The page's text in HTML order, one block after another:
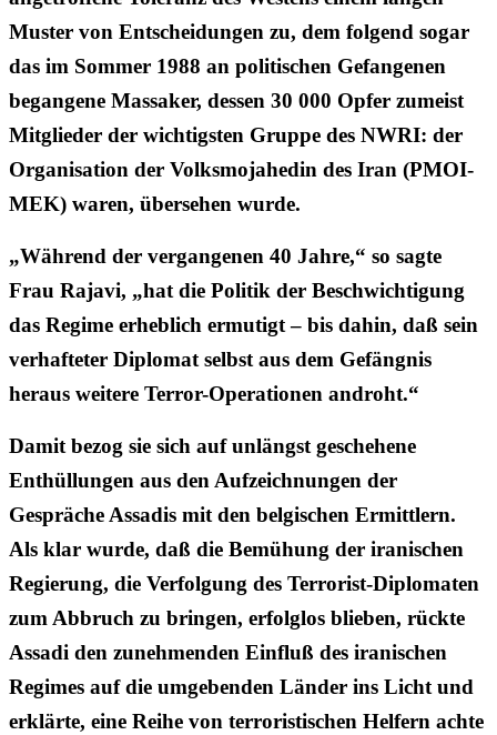
Muster von Entscheidungen zu, dem folgend sogar
das im Sommer 1988 an politischen Gefangenen
begangene Massaker, dessen 30 000 Opfer zumeist
Mitglieder der wichtigsten Gruppe des NWRI: der
Organisation der Volksmojahedin des Iran (PMOI-
MEK) waren, übersehen wurde.
„Während der vergangenen 40 Jahre,“ so sagte
Frau Rajavi, „hat die Politik der Beschwichtigung
das Regime erheblich ermutigt – bis dahin, daß sein
verhafteter Diplomat selbst aus dem Gefängnis
heraus weitere Terror-Operationen androht.“
Damit bezog sie sich auf unlängst geschehene
Enthüllungen aus den Aufzeichnungen der
Gespräche Assadis mit den belgischen Ermittlern.
Als klar wurde, daß die Bemühung der iranischen
Regierung, die Verfolgung des Terrorist-Diplomaten
zum Abbruch zu bringen, erfolglos blieben, rückte
Assadi den zunehmenden Einfluß des iranischen
Regimes auf die umgebenden Länder ins Licht und
erklärte, eine Reihe von terroristischen Helfern achte